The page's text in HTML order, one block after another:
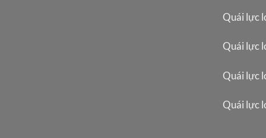
Quái lực
Quái lực
Quái lực
Quái lực